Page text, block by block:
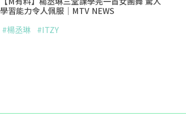
學習能力令人佩服｜MTV NEWS
#楊丞琳 #ITZY